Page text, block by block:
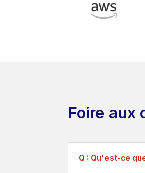
Foire aux
Q : Qu'est-ce